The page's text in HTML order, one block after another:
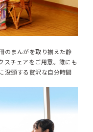
のまんがを取り揃えた静
スチェアをご用意。誰にも
没頭する贅沢な自分時間